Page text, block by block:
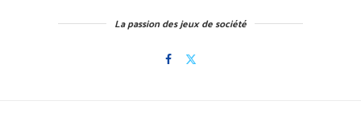
La passion des jeux de société